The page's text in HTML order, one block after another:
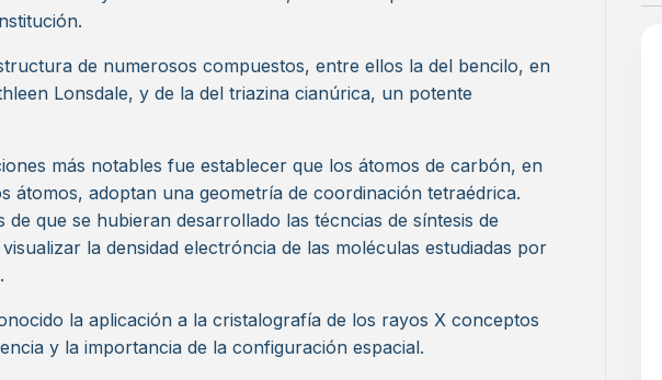
de numerosos compuestos, entre ellos la del bencilo, en
Lonsdale, y de la del triazina cianúrica, un potente
más notables fue establecer que los átomos de carbón, en
átomos, adoptan una geometría de coordinación tetraédrica.
de que se hubieran desarrollado las técncias de síntesis de
la densidad electróncia de las moléculas estudiadas por
la aplicación a la cristalografía de los rayos X conceptos
y la importancia de la configuración espacial.